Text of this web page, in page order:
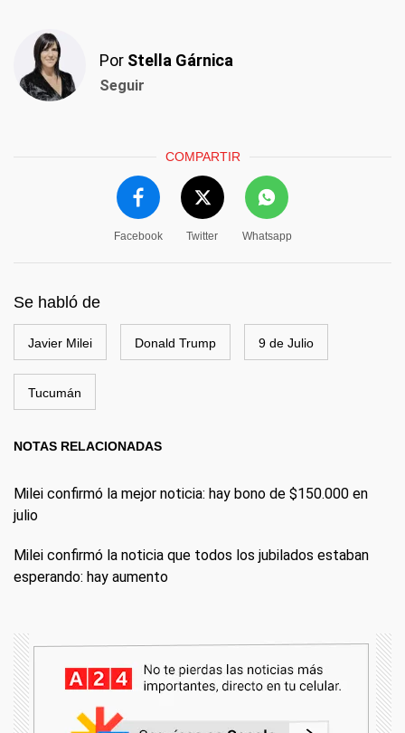
Por Stella Gárnica
Seguir
COMPARTIR
Facebook Twitter Whatsapp
Se habló de
Javier Milei Donald Trump 9 de Julio
Tucumán
NOTAS RELACIONADAS
Milei confirmó la mejor noticia: hay bono de $150.000 en
julio
Milei confirmó la noticia que todos los jubilados estaban
esperando: hay aumento